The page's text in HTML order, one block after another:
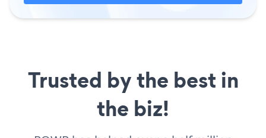
Trusted by the best in
the biz!